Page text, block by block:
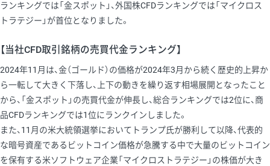
ランキングでは「金スポット」、外国株CFDランキングでは「マイクロス
トラテジー」が首位となりました。
【当社CFD取引銘柄の売買代金ランキング】
2024年11月は、金（ゴールド）の価格が2024年3月から続く歴史的上昇か
ら一転して大きく下落し、上下の動きを繰り返す相場展開となったこと
から、「金スポット」の売買代金が伸長し、総合ランキングでは2位に、商
品CFDランキングでは1位にランクインしました。
また、11月の米大統領選挙においてトランプ氏が勝利して以降、代表的
な暗号資産であるビットコイン価格が急騰する中で大量のビットコイン
を保有する米ソフトウェア企業「マイクロストラテジー」の株価が大き